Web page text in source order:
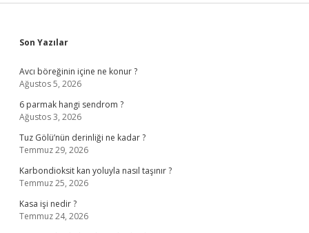
Sidebar
Son Yazılar
Avcı böreğinin içine ne konur ?
Ağustos 5, 2026
6 parmak hangi sendrom ?
Ağustos 3, 2026
Tuz Gölü’nün derinliği ne kadar ?
Temmuz 29, 2026
Karbondioksit kan yoluyla nasıl taşınır ?
Temmuz 25, 2026
Kasa işi nedir ?
Temmuz 24, 2026